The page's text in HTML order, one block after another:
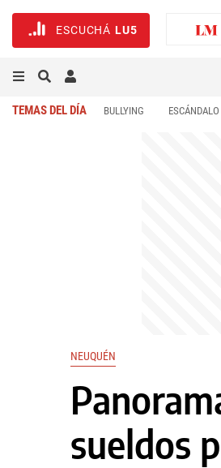
ESCUCHÁ LU5
TEMAS DEL DÍA BULLYING
NEUQUÉN
sueldos